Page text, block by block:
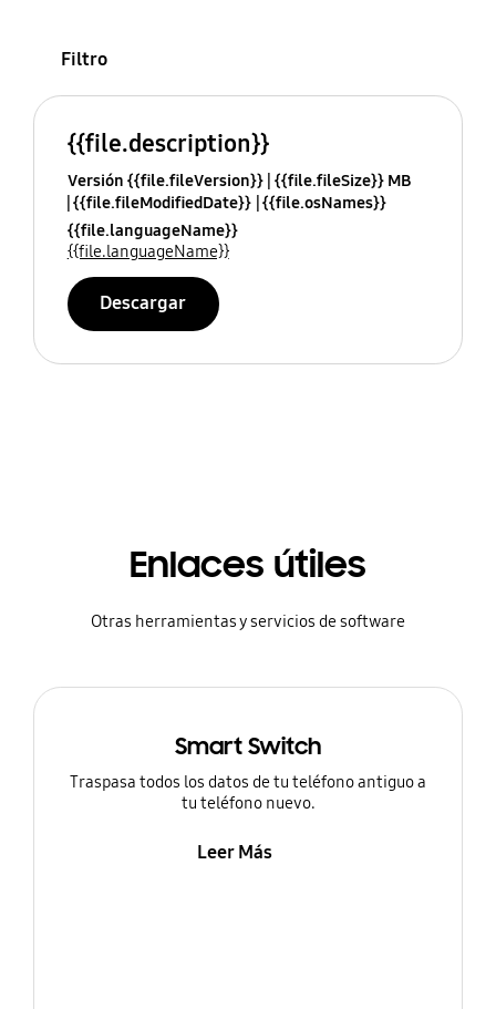
Filtro
{{file.description}}
Versión {{file.fileVersion}} {{file.fileSize}} MB
{{file.fileModifiedDate}} {{file.osNames}}
{{file.languageName}}
{{file.languageName}}
Descargar
Enlaces útiles
Otras herramientas y servicios de software
Smart Switch
Traspasa todos los datos de tu teléfono antiguo a
tu teléfono nuevo.
Leer Más